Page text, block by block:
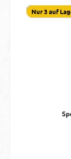
Nur 3 auf